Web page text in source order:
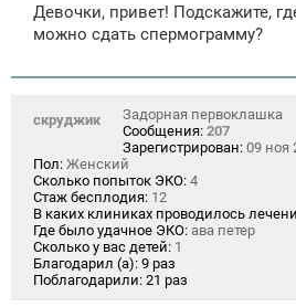
б
щ
и
Девочки, привет! Подскажите,
можно сдать спермограмму?
скруджик
Задорная первоклашка
Сообщения: 207
Зарегистрирован: 09 ноя
Пол: Женский
Сколько попыток ЭКО: 4
Стаж бесплодия: 12
В каких клиниках проводилось
Где было удачное ЭКО: ава петер
Сколько у вас детей: 1
Благодарил (а): 9 раз
Поблагодарили: 21 раз